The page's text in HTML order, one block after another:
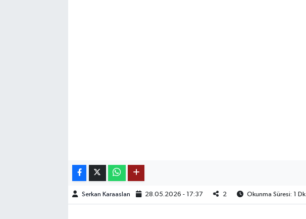
Serkan Karaaslan 28.05.2026 - 17:37 2 Okunma Süresi: 1 Dk